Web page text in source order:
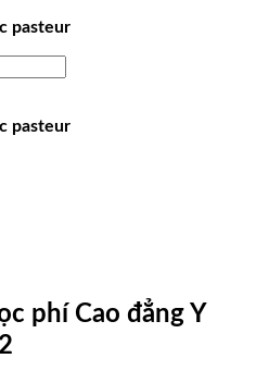
pasteur
pasteur
phí Cao đẳng Y